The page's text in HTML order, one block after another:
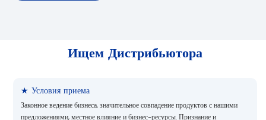
Ищем Дистрибьютора
★ Условия приема
Законное ведение бизнеса, значительное совпадение продуктов с нашими
предложениями, местное влияние и бизнес-ресурсы. Признание и